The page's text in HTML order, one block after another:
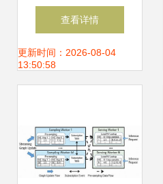
Facebook将提供卫
星互联网服务，拓
篇章
查看详情
更新时间：2026-08-04
13:50:58